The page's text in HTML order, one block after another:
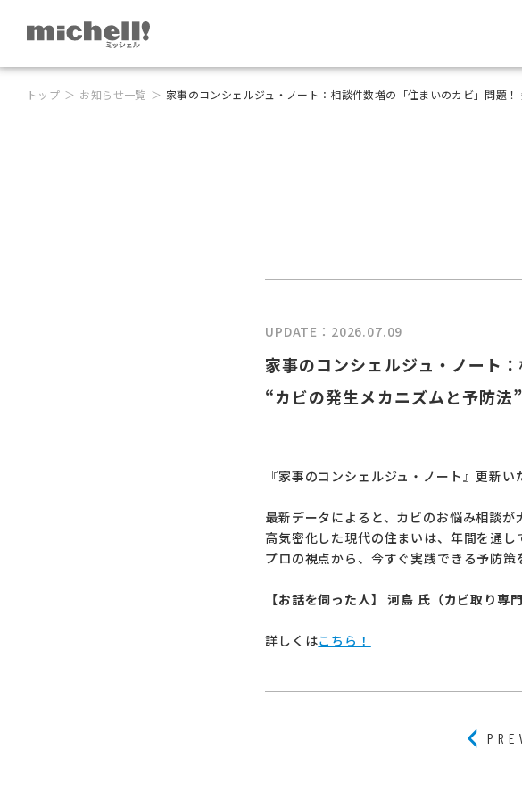
トップ お知らせ一覧 家事のコンシェルジュ・ノート：相談件数増の「住まいのカビ」問題
UPDATE：2026.07.09
家事のコンシェルジュ・ノート
“カビの発生メカニズムと予防法”
『家事のコンシェルジュ・ノート』更新い
最新データによると、カビのお悩み相談が
高気密化した現代の住まいは、年間を通し
プロの視点から、今すぐ実践できる予防策
【お話を伺った人】 河島 氏（カビ取り
詳しくはこちら！